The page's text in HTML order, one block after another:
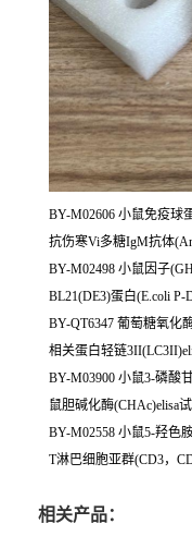
BY-M02606 小鼠免疫球
抗伤寒Vi多糖IgM抗体
BY-M02498 小鼠因子
BL21(DE3)蛋白(E.coli P-
BY-QT6347 葡萄糖氧化
相关蛋白轻链
BY-M03900 小鼠3-磷酸
鼠胆碱化酶(CHAc)elisa
BY-M02558 小鼠5-羟色
T淋巴细胞亚群(CD3，
相关产品：